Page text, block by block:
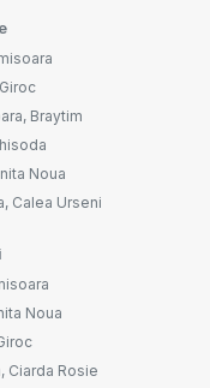
Braytim
Noua
Calea Urseni
Noua
Ciarda Rosie